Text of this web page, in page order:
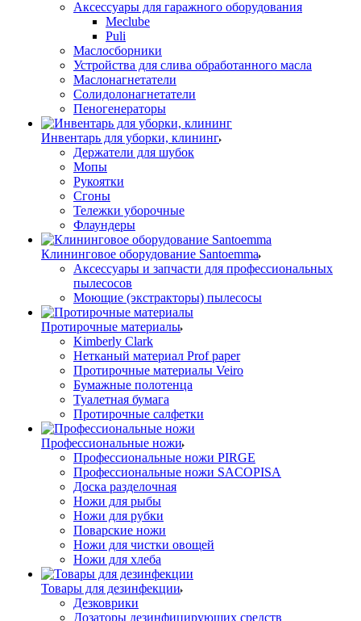
Аксессуары для гаражного оборудования
Meclube
Puli
Маслосборники
Устройства для слива обработанного масла
Маслонагнетатели
Солидолонагнетатели
Пеногенераторы
Инвентарь для уборки, клининг
Держатели для шубок
Мопы
Рукоятки
Сгоны
Тележки уборочные
Флаундеры
Клининговое оборудование Santoemma
Аксессуары и запчасти для профессиональных
пылесосов
Моющие (экстракторы) пылесосы
Протирочные материалы
Kimberly Clark
Нетканый материал Prof paper
Протирочные материалы Veiro
Бумажные полотенца
Туалетная бумага
Протирочные салфетки
Профессиональные ножи
Профессиональные ножи PIRGE
Профессиональные ножи SACOPISA
Доска разделочная
Ножи для рыбы
Ножи для рубки
Поварские ножи
Ножи для чистки овощей
Ножи для хлеба
Товары для дезинфекции
Дезковрики
Дозаторы дезинфицирующих средств